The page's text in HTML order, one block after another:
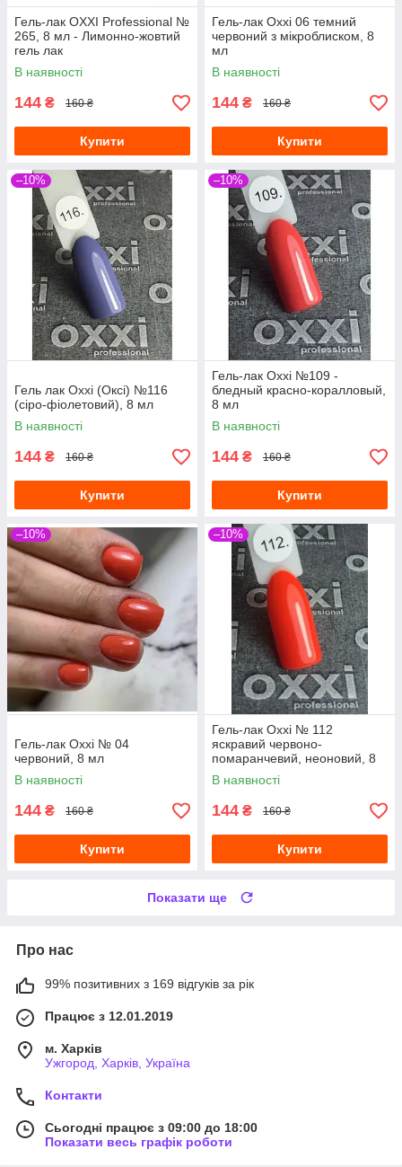
Гель-лак OXXI Professional №
265, 8 мл - Лимонно-жовтий
гель лак
В наявності
144 ₴ 160 ₴
Купити
Гель-лак Oxxi 06 темний
червоний з мікроблиском, 8
мл
В наявності
144 ₴ 160 ₴
Купити
–10%
Гель лак Oxxi (Оксі) №116
(сіро-фіолетовий), 8 мл
В наявності
144 ₴ 160 ₴
Купити
–10%
Гель-лак Oxxi №109 -
бледный красно-коралловый,
8 мл
В наявності
144 ₴ 160 ₴
Купити
–10%
Гель-лак Oxxi № 04
червоний, 8 мл
В наявності
144 ₴ 160 ₴
Купити
–10%
Гель-лак Oxxi № 112
яскравий червоно-
помаранчевий, неоновий, 8
мл
В наявності
144 ₴ 160 ₴
Купити
Показати ще
Про нас
99% позитивних з 169 відгуків за рік
Працює з 12.01.2019
м. Харків
Ужгород, Харків, Україна
Контакти
Сьогодні працює з 09:00 до 18:00
Показати весь графік роботи